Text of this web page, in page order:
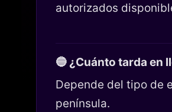
autorizados
🔵 ¿Cuánto tarda en
Depende del tipo de
península.